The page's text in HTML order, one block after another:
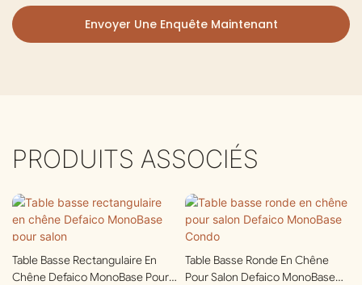
Envoyer Une Enquête Maintenant
PRODUITS ASSOCIÉS
Table Basse Rectangulaire En
Chêne Defaico MonoBase Pour
Table Basse Ronde En Chêne
Pour Salon Defaico MonoBase